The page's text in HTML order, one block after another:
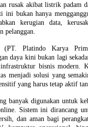
rusak akibat listrik padam
ini bukan hanya
kerugian data,
pelanggan.
(PT. Platindo Karya
daya kini bukan lagi
bisnis modern.
menjadi solusi yang
yang harus tetap aktif
banyak digunakan untuk
Sistem ini dirancang
dan aman bagi